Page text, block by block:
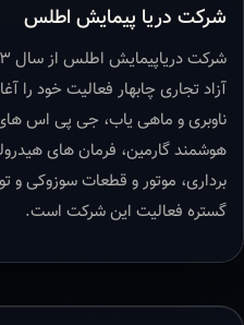
شرکت دریا پیمایش اطلس
آزاد تجاری چابهار فعالیت خود
ناوبری و ماهی یاب، جی پی اس
هوشمند گارمین، فرمان های
برداری، موتور و قطعات سوزوکی و
گستره فعالیت این شرکت است.